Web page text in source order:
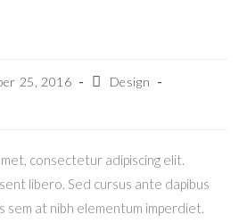
25, 2016
Design
consectetur adipiscing elit.
libero. Sed cursus ante dapibus
sem at nibh elementum imperdiet.